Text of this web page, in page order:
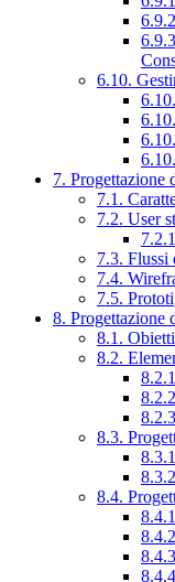
6.10.
7. Progettazione
7.1.
7.2. User
7.3. Flussi
7.4.
7.5.
8. Progettazione
8.1.
8.2.
8.3.
8.4.